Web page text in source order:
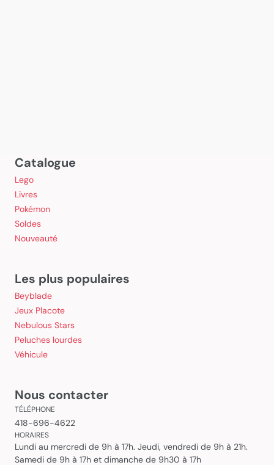
Catalogue
Lego
Livres
Pokémon
Soldes
Nouveauté
Les plus populaires
Beyblade
Jeux Placote
Nebulous Stars
Peluches lourdes
Véhicule
Nous contacter
TÉLÉPHONE
418-696-4622
HORAIRES
Lundi au mercredi de 9h à 17h. Jeudi, vendredi de 9h à 21h.
Samedi de 9h à 17h et dimanche de 9h30 à 17h